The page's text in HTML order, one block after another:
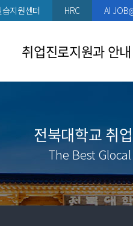
지원센터 HRC AI
취업진로지원과 안내
부서소개
이용시설안내
찾아오시는 길
홍보영상
전북대학교 취
The Best